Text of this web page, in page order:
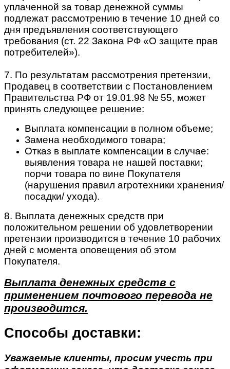
уплаченной за товар денежной суммы
подлежат рассмотрению в течение 10 дней со
дня предъявления соответствующего
требования (ст. 22 Закона РФ «О защите прав
потребителей»).
7. По результатам рассмотрения претензии,
Продавец в соответствии с Постановлением
Правительства РФ от 19.01.98 № 55, может
принять следующее решение:
Выплата компенсации в полном объеме;
Замена необходимого товара;
Отказ в выплате компенсации в случае:
выявления товара не нашей поставки;
порчи товара по вине Покупателя
(нарушения правил агротехники хранения/
посадки/ ухода).
8. Выплата денежных средств при
положительном решении об удовлетворении
претензии производится в течение 10 рабочих
дней с момента оповещения об этом
Покупателя.
Выплата денежных средств с
применением почтового перевода не
производится.
Способы доставки:
Уважаемые клиенты, просим учесть при